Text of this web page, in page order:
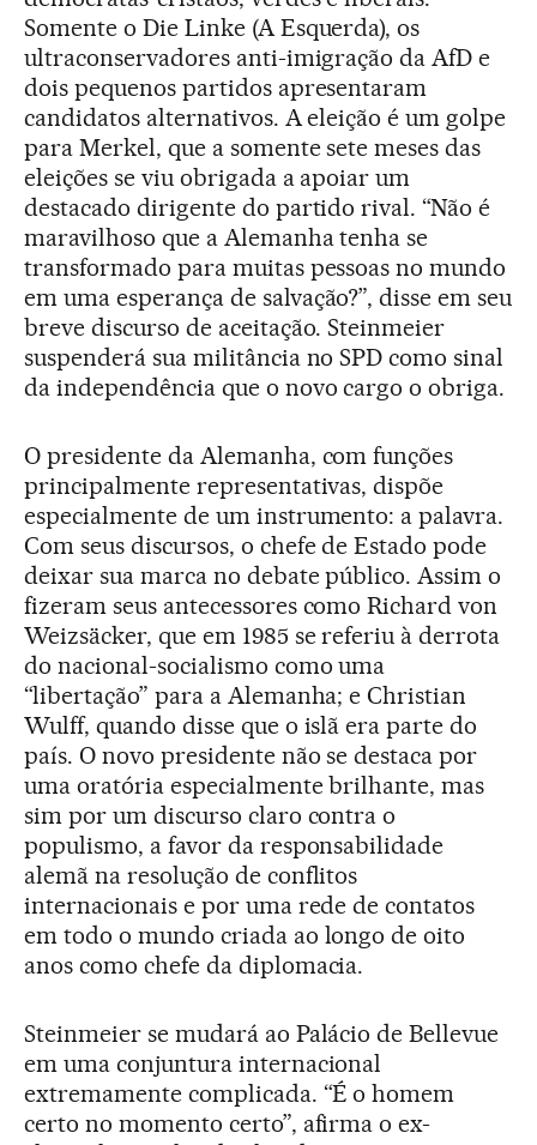
Somente o Die Linke (A Esquerda), os
ultraconservadores anti-imigração da AfD e
dois pequenos partidos apresentaram
candidatos alternativos. A eleição é um golpe
para Merkel, que a somente sete meses das
eleições se viu obrigada a apoiar um
destacado dirigente do partido rival. “Não é
maravilhoso que a Alemanha tenha se
transformado para muitas pessoas no mundo
em uma esperança de salvação?”, disse em seu
breve discurso de aceitação. Steinmeier
suspenderá sua militância no SPD como sinal
da independência que o novo cargo o obriga.
O presidente da Alemanha, com funções
principalmente representativas, dispõe
especialmente de um instrumento: a palavra.
Com seus discursos, o chefe de Estado pode
deixar sua marca no debate público. Assim o
fizeram seus antecessores como Richard von
Weizsäcker, que em 1985 se referiu à derrota
do nacional-socialismo como uma
“libertação” para a Alemanha; e Christian
Wulff, quando disse que o islã era parte do
país. O novo presidente não se destaca por
uma oratória especialmente brilhante, mas
sim por um discurso claro contra o
populismo, a favor da responsabilidade
alemã na resolução de conflitos
internacionais e por uma rede de contatos
em todo o mundo criada ao longo de oito
anos como chefe da diplomacia.
Steinmeier se mudará ao Palácio de Bellevue
em uma conjuntura internacional
extremamente complicada. “É o homem
certo no momento certo”, afirma o ex-